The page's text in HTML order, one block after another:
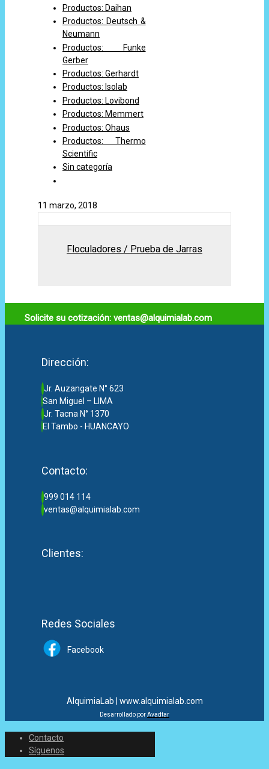
Productos: Daihan
Productos: Deutsch &
Neumann
Productos: Funke
Gerber
Productos: Gerhardt
Productos: Isolab
Productos: Lovibond
Productos: Memmert
Productos: Ohaus
Productos: Thermo
Scientific
Sin categoría
11 marzo, 2018
Floculadores / Prueba de Jarras
Solicite su cotización: ventas@alquimialab.com
Dirección:
Jr. Auzangate N° 623
San Miguel – LIMA
Jr. Tacna N° 1370
El Tambo - HUANCAYO
Contacto:
999 014 114
ventas@alquimialab.com
Clientes:
Redes Sociales
Facebook
AlquimiaLab | www.alquimialab.com
Desarrollado porAvadtar
Contacto
Síguenos